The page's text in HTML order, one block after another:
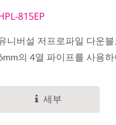
815EP
니버설 저프로파일 다운
의 4열 파이프를 사용
세부